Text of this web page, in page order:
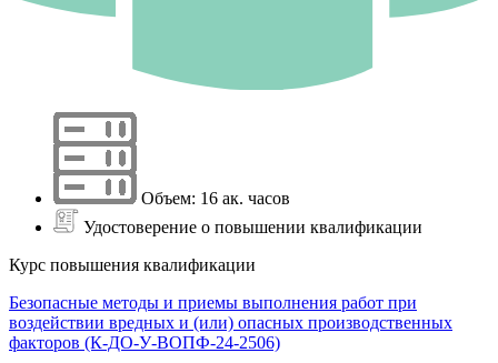
Объем: 16 ак. часов
Удостоверение о повышении квалификации
Курс повышения квалификации
Безопасные методы и приемы выполнения работ при
воздействии вредных и (или) опасных производственных
факторов (К-ДО-У-ВОПФ-24-2506)